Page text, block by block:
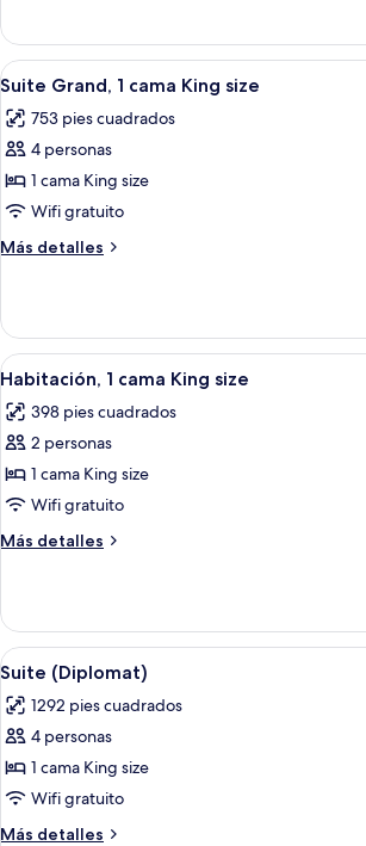
con
acceso
al
salón
lounge
del
club
Club,
camas
con
acceso
salón
lounge
club
Abrir
todas
las
fotos
de
Suite
Grand,
1
King
size
Habitación
12
Suite Grand, 1 cama King size
753 pies cuadrados
4 personas
1 cama King size
Wifi gratuito
Más detalles
Más
Grand,
cama
size
Abrir
todas
las
fotos
de
Habitación,
1
cama
size
Habitación
7
Habitación, 1 cama King size
398 pies cuadrados
2 personas
1 cama King size
Wifi gratuito
Más detalles
Más
1
cama
King
Abrir
todas
las
fotos
de
Suite
(Diplomat)
Habitación
9
Suite (Diplomat)
1292 pies cuadrados
4 personas
1 cama King size
Wifi gratuito
Más detalles
Más